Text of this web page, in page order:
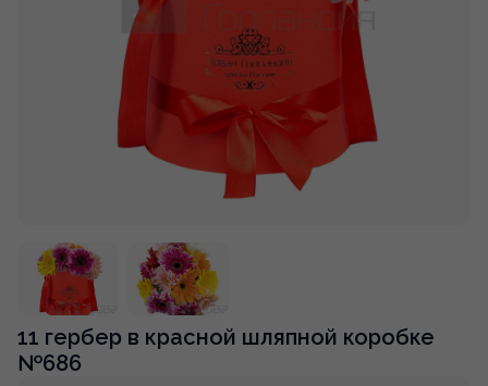
11 гербер в красной шляпной коробке
№686